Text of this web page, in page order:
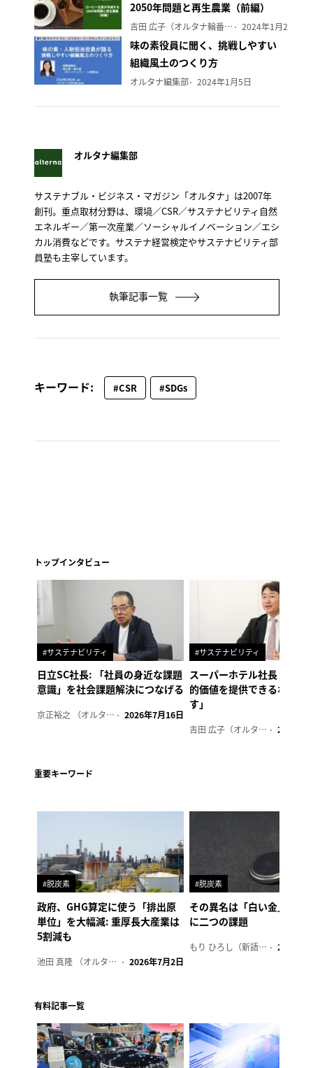
2050年問題と再生農業（前編）
吉田 広子（オルタナ輪番編集長） 2024年1月29日
味の素役員に聞く、挑戦しやすい
組織風土のつくり方
オルタナ編集部 2024年1月5日
オルタナ編集部
サステナブル・ビジネス・マガジン「オルタナ」は2007年
創刊。重点取材分野は、環境／CSR／サステナビリティ自然
エネルギー／第一次産業／ソーシャルイノベーション／エシ
カル消費などです。サステナ経営検定やサステナビリティ部
員塾も主宰しています。
執筆記事一覧
キーワード: #CSR #SDGs
トップインタビュー
#サステナビリティ
日立SC社長: 「社員の身近な課題
意識」を社会課題解決につなげる
京正裕之 （オルタナ副編集長） 2026年7月16日
#サステナビリティ
スーパーホテル社長「地域
的価値を提供できるホテル
す」
吉田 広子（オルタナ輪番編集長） 2026年6
重要キーワード
#脱炭素
政府、GHG算定に使う「排出原
単位」を大幅減: 重厚長大産業は
5割減も
池田 真隆 （オルタナ輪番編集長） 2026年7月2日
#脱炭素
その異名は「白い金」、リ
に二つの課題
もり ひろし（新語ウォッチャー） 2023年7
有料記事一覧